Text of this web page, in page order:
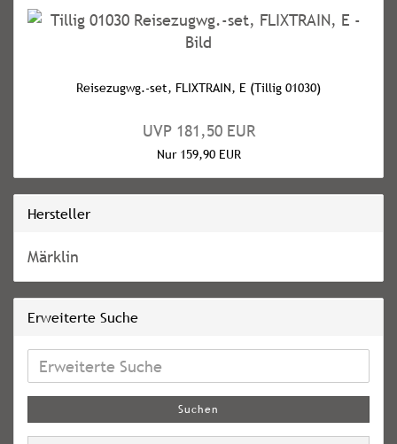
Reisezugwg.-set, FLIXTRAIN, E (Tillig 01030)
UVP 181,50 EUR
Nur 159,90 EUR
Hersteller
Märklin
Erweiterte Suche
Erweiterte
Suche
Suchen